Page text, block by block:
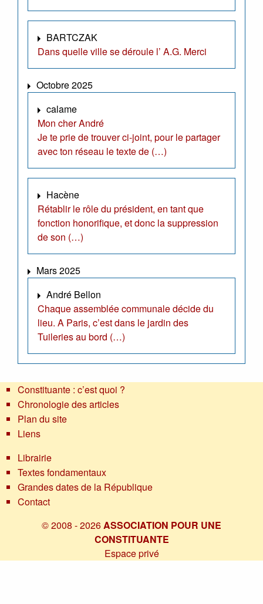
BARTCZAK
Dans quelle ville se déroule l’ A.G. Merci
Octobre 2025
calame
Mon cher André
Je te prie de trouver ci-joint, pour le partager
avec ton réseau le texte de (…)
Hacène
Rétablir le rôle du président, en tant que
fonction honorifique, et donc la suppression
de son (…)
Mars 2025
André Bellon
Chaque assemblée communale décide du
lieu. A Paris, c’est dans le jardin des
Tuileries au bord (…)
Constituante : c’est quoi ?
Chronologie des articles
Plan du site
Liens
Librairie
Textes fondamentaux
Grandes dates de la République
Contact
© 2008 - 2026ASSOCIATION POUR UNE
CONSTITUANTE
Espace privé